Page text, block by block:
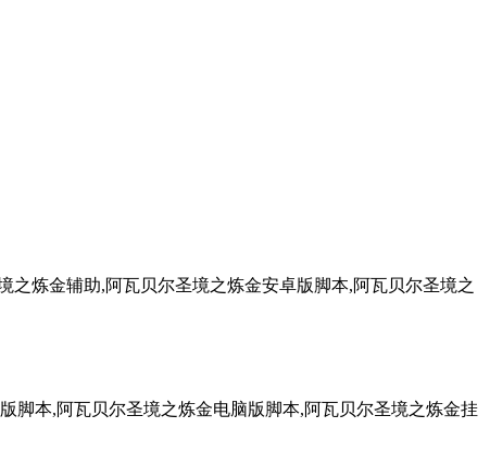
炼金辅助,阿瓦贝尔圣境之炼金安卓版脚本,阿瓦贝尔圣境之
脚本,阿瓦贝尔圣境之炼金电脑版脚本,阿瓦贝尔圣境之炼金挂